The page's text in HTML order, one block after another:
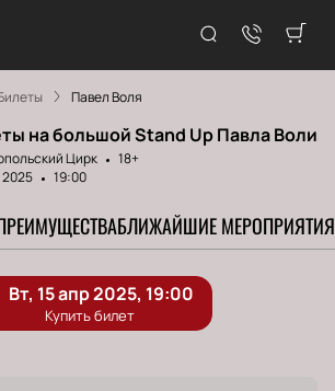
Павел Воля
на большой Stand Up Павла Воли
Цирк
18+
2025
19:00
БЛИЖАЙШИЕ МЕРОПРИЯТИЯ